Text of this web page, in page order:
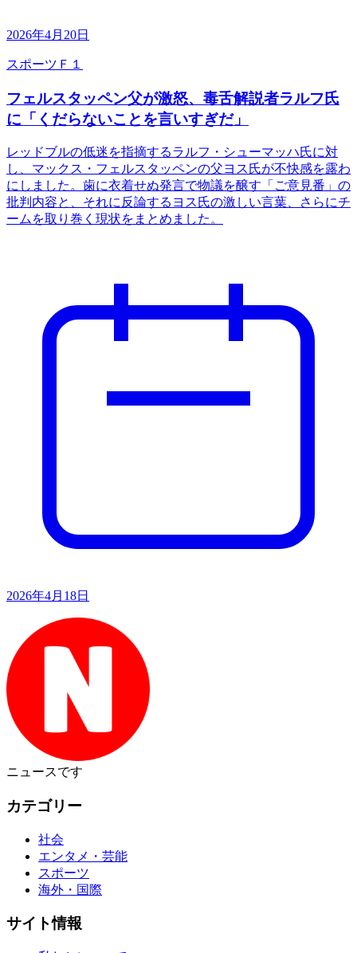
2026年4月20日
スポーツ Ｆ１
フェルスタッペン父が激怒、毒舌解説者ラルフ氏
に「くだらないことを言いすぎだ」
レッドブルの低迷を指摘するラルフ・シューマッハ氏に対
し、マックス・フェルスタッペンの父ヨス氏が不快感を露わ
にしました。歯に衣着せぬ発言で物議を醸す「ご意見番」の
批判内容と、それに反論するヨス氏の激しい言葉、さらにチ
ームを取り巻く現状をまとめました。
2026年4月18日
ニュースです
カテゴリー
社会
エンタメ・芸能
スポーツ
海外・国際
サイト情報